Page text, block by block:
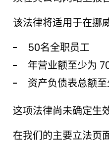
该法律将适用于在挪
50名全职员工
年营业额至少为
资产负债表总额
这项法律尚未确定生
在我们的主要立法页